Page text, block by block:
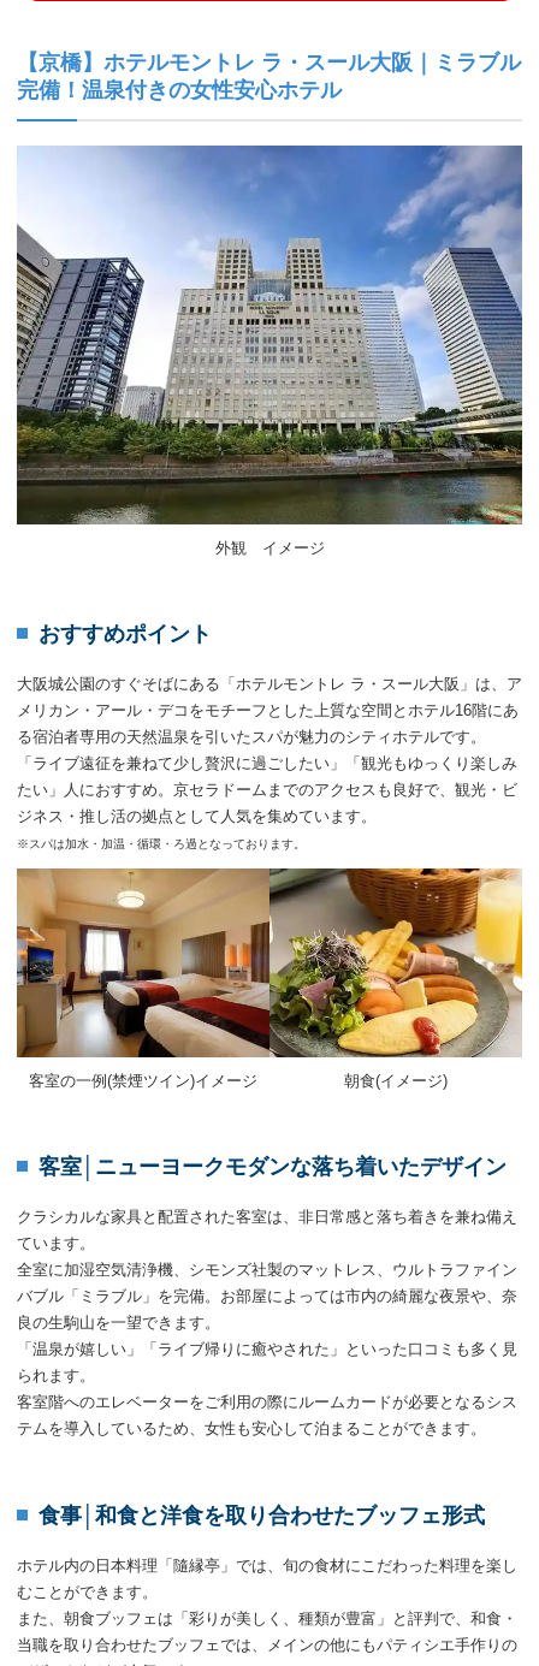
【京橋】ホテルモントレ ラ・スール大阪｜ミラブル
完備！温泉付きの女性安心ホテル
外観 イメージ
おすすめポイント
大阪城公園のすぐそばにある「ホテルモントレ ラ・スール大阪」は、ア
メリカン・アール・デコをモチーフとした上質な空間とホテル16階にあ
る宿泊者専用の天然温泉を引いたスパが魅力のシティホテルです。
「ライブ遠征を兼ねて少し贅沢に過ごしたい」「観光もゆっくり楽しみ
たい」人におすすめ。京セラドームまでのアクセスも良好で、観光・ビ
ジネス・推し活の拠点として人気を集めています。
※スパは加水・加温・循環・ろ過となっております。
客室の一例(禁煙ツイン)イメージ 朝食(イメージ)
客室│ニューヨークモダンな落ち着いたデザイン
クラシカルな家具と配置された客室は、非日常感と落ち着きを兼ね備え
ています。
全室に加湿空気清浄機、シモンズ社製のマットレス、ウルトラファイン
バブル「ミラブル」を完備。お部屋によっては市内の綺麗な夜景や、奈
良の生駒山を一望できます。
「温泉が嬉しい」「ライブ帰りに癒やされた」といった口コミも多く見
られます。
客室階へのエレベーターをご利用の際にルームカードが必要となるシス
テムを導入しているため、女性も安心して泊まることができます。
食事│和食と洋食を取り合わせたブッフェ形式
ホテル内の日本料理「隨縁亭」では、旬の食材にこだわった料理を楽し
むことができます。
また、朝食ブッフェは「彩りが美しく、種類が豊富」と評判で、和食・
当職を取り合わせたブッフェでは、メインの他にもパティシエ手作りの